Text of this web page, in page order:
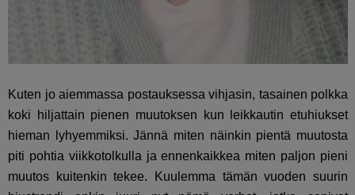
Kuten jo aiemmassa postauksessa vihjasin, tasainen polkka
koki hiljattain pienen muutoksen kun leikkautin etuhiukset
hieman lyhyemmiksi. Jännä miten näinkin pientä muutosta
piti pohtia viikkotolkulla ja ennenkaikkea miten paljon pieni
muutos kuitenkin tekee. Kuulemma tämän vuoden suurin